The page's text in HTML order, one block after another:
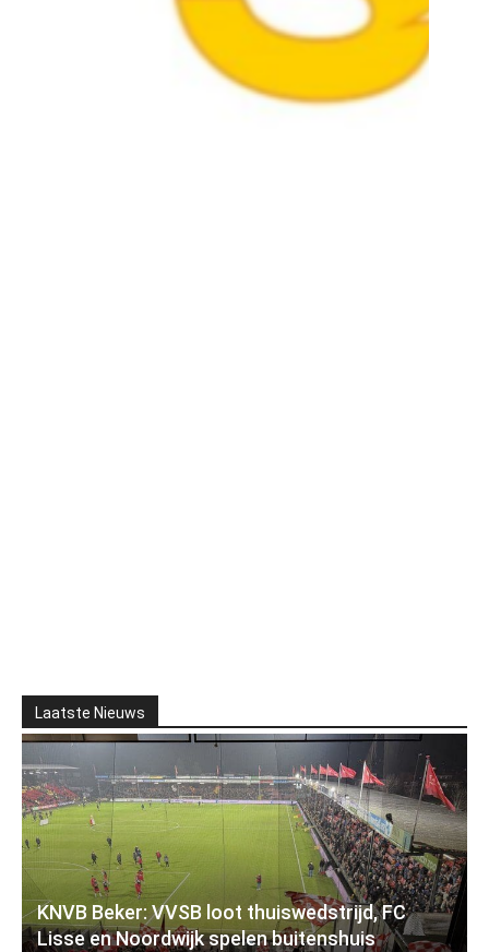
Laatste Nieuws
KNVB Beker: VVSB loot thuiswedstrijd, FC
Lisse en Noordwijk spelen buitenshuis